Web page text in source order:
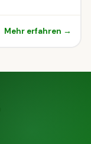
Mehr erfahren →